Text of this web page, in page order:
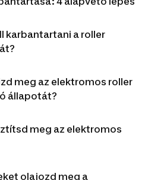
karbantartani a roller
meg az elektromos roller
állapotát?
meg az elektromos
olajozd meg a